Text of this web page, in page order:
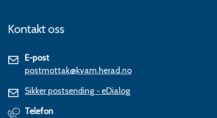
Kontakt oss
E-post
postmottak@kvam.herad.no
Sikker postsending - eDialog
Telefon